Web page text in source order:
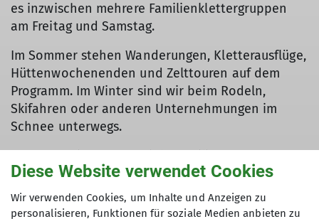
es inzwischen mehrere Familienklettergruppen
am Freitag und Samstag.
Im Sommer stehen Wanderungen, Kletterausflüge,
Hüttenwochenenden und Zelttouren auf dem
Programm. Im Winter sind wir beim Rodeln,
Skifahren oder anderen Unternehmungen im
Schnee unterwegs.
kennenzulernen und gemeinsam schöne
Erlebnisse in den Bergen und in der Natur zu
teilen.
Diese Website verwendet Cookies
Wir verwenden Cookies, um Inhalte und Anzeigen zu
personalisieren, Funktionen für soziale Medien anbieten zu